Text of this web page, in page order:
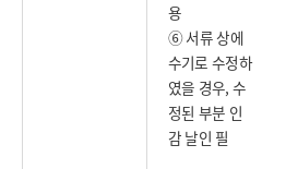
용
⑥ 서류 상에
수기로 수정하
였을 경우, 수
정된 부분 인
감 날인 필